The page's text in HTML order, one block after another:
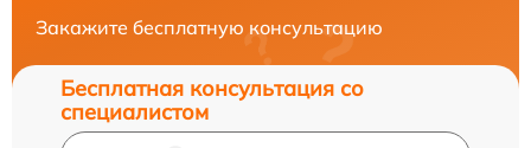
Закажите бесплатную консультацию
Бесплатная консультация со
специалистом